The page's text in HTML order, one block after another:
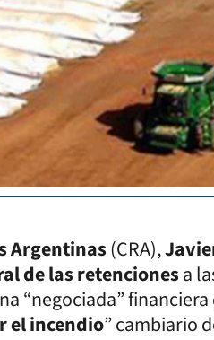
Argentinas(CRA),
de las retencionesa
“negociada” financiera
el incendio” cambiario